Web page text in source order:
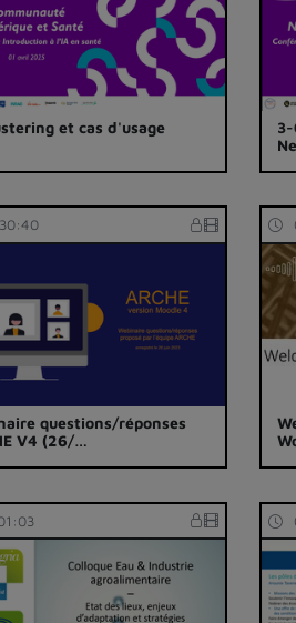
et cas d'usage
questions/réponses
V4 (26/…